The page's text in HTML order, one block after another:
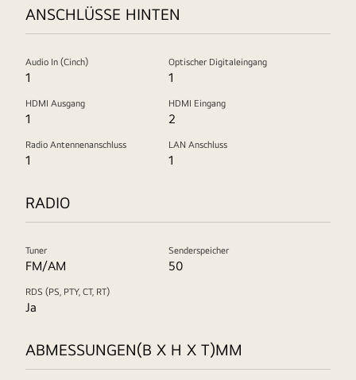
ANSCHLÜSSE HINTEN
Audio In (Cinch)
1
Optischer Digitaleingang
1
HDMI Ausgang
1
HDMI Eingang
2
Radio Antennenanschluss
1
LAN Anschluss
1
RADIO
Tuner
FM/AM
Senderspeicher
50
RDS (PS, PTY, CT, RT)
Ja
ABMESSUNGEN(B X H X T)MM